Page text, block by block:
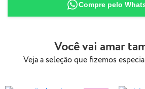
87% Poliamida
13% Elastano
Compre pelo
Você vai amar
Veja a seleção que fizemos